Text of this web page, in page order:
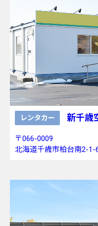
レンタカー 新千歳
〒066-0009
北海道千歳市柏台南2-1-